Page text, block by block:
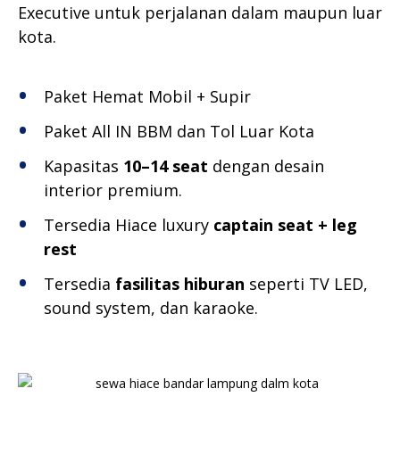
Executive untuk perjalanan dalam maupun luar
kota.
Paket Hemat Mobil + Supir
Paket All IN BBM dan Tol Luar Kota
Kapasitas 10–14 seat dengan desain
interior premium.
Tersedia Hiace luxury captain seat + leg
rest
Tersedia fasilitas hiburan seperti TV LED,
sound system, dan karaoke.